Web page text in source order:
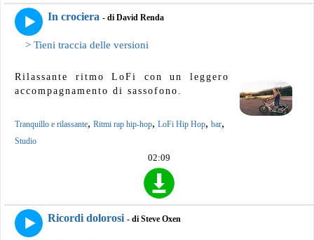
In crociera - di David Renda
> Tieni traccia delle versioni
Rilassante ritmo LoFi con un leggero
accompagnamento di sassofono.
Tranquillo e rilassante, Ritmi rap hip-hop, LoFi Hip Hop, bar,
Studio
02:09
Ricordi dolorosi - di Steve Oxen